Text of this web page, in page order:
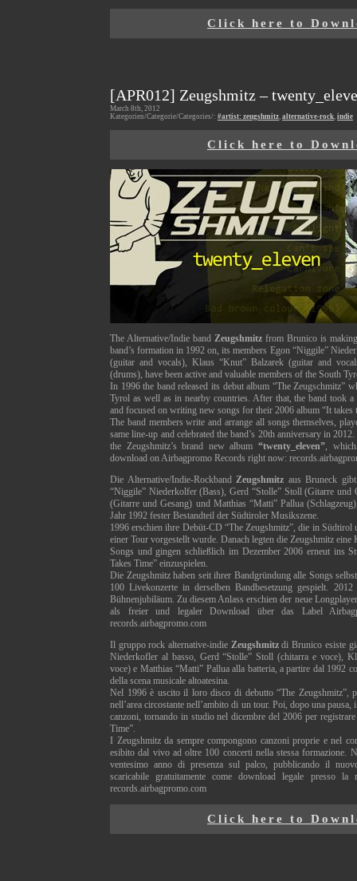
Click here to
[APR012] Zeugshmitz –
March 8th, 2012
Kategorien/Categorie/Categories/: #artist: zeugshmitz, alternative-rock, indie
Click here to
The Alternative/Indie band Zeugshmitz from Brunico is
band’s formation in 1992 on, its members Egon “Niggile”
(guitar and vocals), Klaus “Knut” Balzarek (guitar and
(drums), have been active and valuable members of the South
In 1996 the band released its debut album “The Zeugschmitz”
Tyrol as well as in nearby countries. After that, the band took
and focused on writing new songs for their 2006 album “It takes
The band members write and arrange all songs themselves,
same line-up and celebrated the band’s 20th anniversary in
the Zeugshmitz’s brand new album “twenty_eleven”,
download on Airbagpromo Records right now:
Die Alternative/Indie-RockbandZeugshmitz aus Bruneck
“Niggile” Niederkolfer (Bass), Gerd “Stolle” Stoll (Gitarre und
(Gitarre und Gesang) und Matthias “Matti” Pallua
Jahr 1992 fester Bestandteil der Südtiroler Musikszene.
1996 erschien ihre Debüt-CD “The Zeugshmitz”, die in Südtirol
einer Tour vorgestellt wurde. Danach legten die Zeugshmitz eine
Songs und gingen schließlich im Dezember 2006 erneut ins
Takes Time” einzuspielen.
Die Zeugshmitz haben seit ihrer Bandgründung alle Songs
100 Livekonzerte in derselben Bandbesetzung gespielt.
Bühnenjubiläum. Zu diesem Anlass erschien der neue
als freier und legaler Download über das Label
records.airbagpromo.com
Il gruppo rock alternative-indie Zeugshmitzdi Brunico esiste
Niederkofler al basso, Gerd “Stolle” Stoll (chitarra e voce),
voce) e Matthias “Matti” Pallua alla batteria, a partire dal 1992
della scena musicale altoatesina.
Nel 1996 è uscito il loro disco di debutto “The Zeugshmitz”,
nell’area circostante nell’ambito di un tour. Poi, dopo una
canzoni, tornando in studio nel dicembre del 2006 per
Time”.
I Zeugshmitz da sempre compongono canzoni proprie e nel
esibito dal vivo ad oltre 100 concerti nella stessa formazione.
ventesimo anno di presenza sul palco, pubblicando il
scaricabile gratuitamente come download legale presso la
records.airbagpromo.com
Click here to